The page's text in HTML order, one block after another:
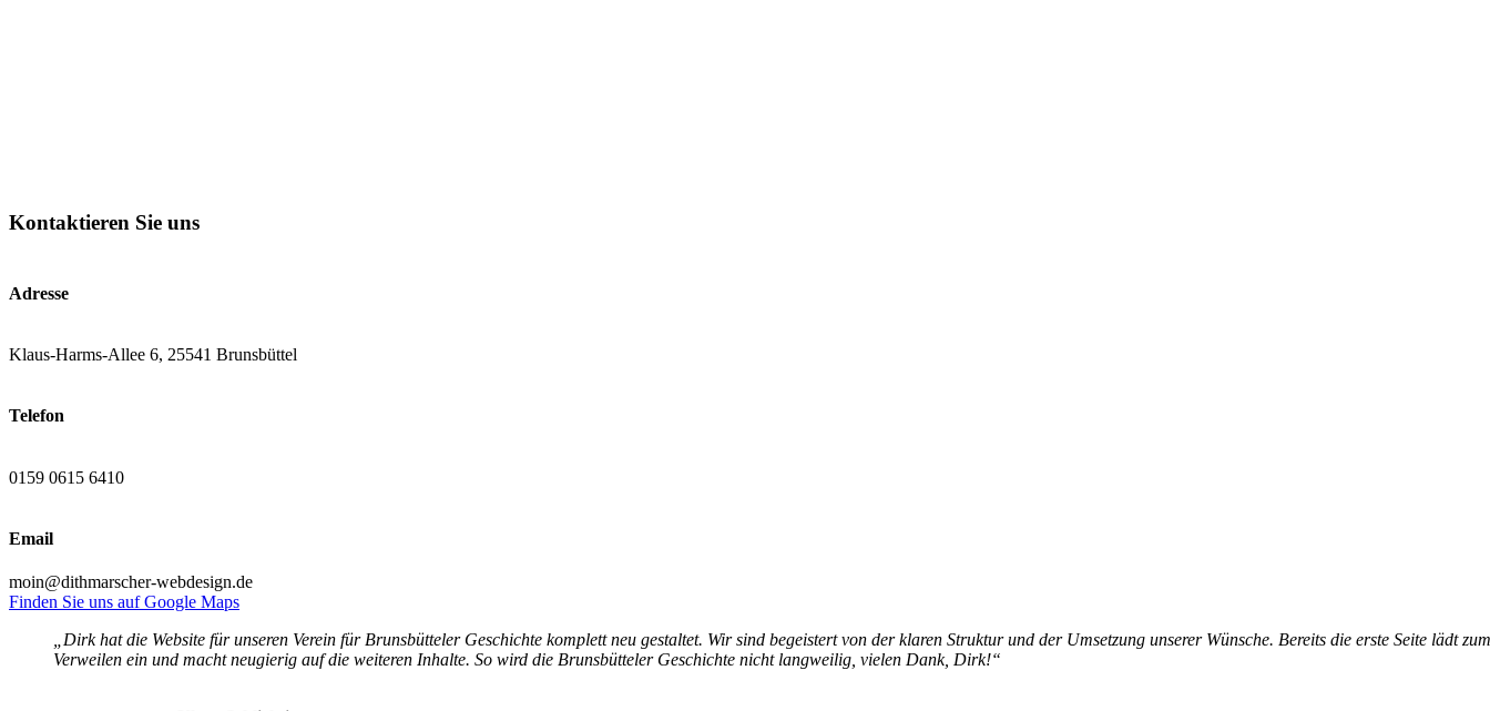
Kontaktieren Sie uns
Adresse
Klaus-Harms-Allee 6, 25541 Brunsbüttel
Telefon
0159 0615 6410
Email
moin@dithmarscher-webdesign.de
Finden Sie uns auf Google Maps
„Dirk hat die Website für unseren Verein für Brunsbütteler Geschichte komplett neu gestaltet. Wir sind begeistert von der klaren Struktur und der Umsetzung unserer Wünsche. Bereits die erste Seite lädt zum
Verweilen ein und macht neugierig auf die weiteren Inhalte. So wird die Brunsbütteler Geschichte nicht langweilig, vielen Dank, Dirk!“